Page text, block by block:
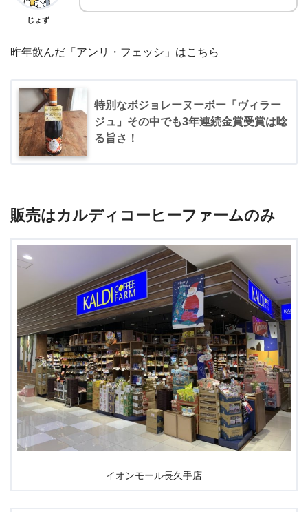
じょず
昨年飲んだ「アンリ・フェッシ」はこちら
特別なボジョレーヌーボー「ヴィラー
ジュ」その中でも3年連続金賞受賞は唸
る旨さ！
販売はカルディコーヒーファームのみ
イオンモール長久手店